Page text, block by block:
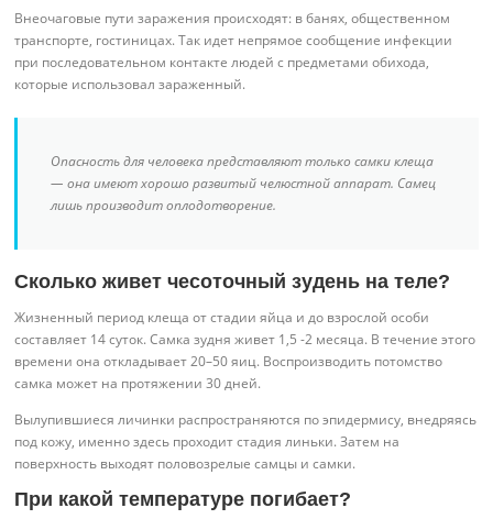
Внеочаговые пути заражения происходят: в банях, общественном
транспорте, гостиницах. Так идет непрямое сообщение инфекции
при последовательном контакте людей с предметами обихода,
которые использовал зараженный.
Опасность для человека представляют только самки клеща
— она имеют хорошо развитый челюстной аппарат. Самец
лишь производит оплодотворение.
Сколько живет чесоточный зудень на теле?
Жизненный период клеща от стадии яйца и до взрослой особи
составляет 14 суток. Самка зудня живет 1,5 -2 месяца. В течение этого
времени она откладывает 20–50 яиц. Воспроизводить потомство
самка может на протяжении 30 дней.
Вылупившиеся личинки распространяются по эпидермису, внедряясь
под кожу, именно здесь проходит стадия линьки. Затем на
поверхность выходят половозрелые самцы и самки.
При какой температуре погибает?